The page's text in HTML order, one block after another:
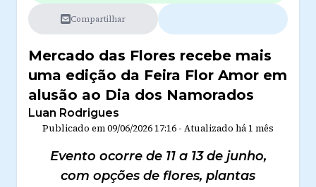
Compartilhar
Mercado das Flores recebe mais
uma edição da Feira Flor Amor em
alusão ao Dia dos Namorados
Luan Rodrigues
Publicado em09/06/2026 17:16 - Atualizado há 1 mês
Evento ocorre de 11 a 13 de junho,
com opções de flores, plantas